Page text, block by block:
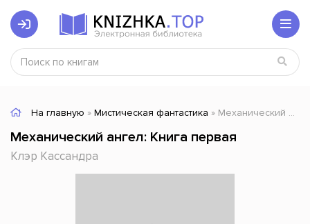
На главную » Мистическая фантастика » Механический ангел: Книга первая
Механический ангел: Книга первая
Клэр Кассандра